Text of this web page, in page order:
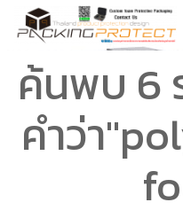
ค้นพบ 6
คำว่า